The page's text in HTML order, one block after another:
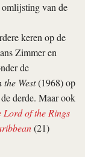
van de
keren op de
Zimmer en
de
West(1968) op
derde. Maar ook
Lord of the Rings
(21)